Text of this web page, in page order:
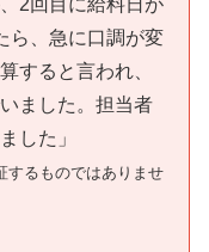
ら、急に口調が変
すると言われ、
ました。担当者
した」
するものではありませ